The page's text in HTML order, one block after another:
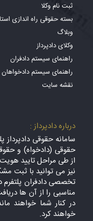
ثبت نام وکلا
بسته حقوقی راه اندازی
وبلاگ
وکلای دادپرداز
راهنمای سیستم دادفران
راهنمای سیستم دادخواهان
نقشه سایت
درباره دادپرداز :
سامانه حقوقی
حقوقی (دادخواه) و
از طی مراحل تایید
نیز می توانید با ثبت
تخصصی دادفران پلتفرم
مناسبی را از آن ها
در کنار شما خواهند
خواهند کرد.